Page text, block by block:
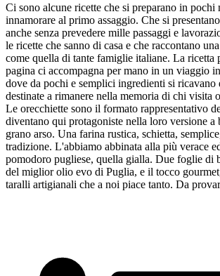
Ci sono alcune ricette che si preparano in pochi
innamorare al primo assaggio. Che si
anche senza prevedere mille passaggi e
le ricette che sanno di casa e che raccontano
come quella di tante famiglie italiane. La ricetta
pagina ci accompagna per mano in un viaggio
dove da pochi e semplici ingredienti si ricavano
destinate a rimanere nella memoria di chi visita
Le orecchiette sono il formato rappresentativo
diventano qui protagoniste nella loro versione a
grano arso. Una farina rustica, schietta,
tradizione. L'abbiamo abbinata alla più verace
pomodoro pugliese, quella gialla. Due foglie di
del miglior olio evo di Puglia, e il tocco
taralli artigianali che a noi piace tanto. Da